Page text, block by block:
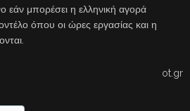
εάν μπορέσει η ελληνική αγορά
όπου οι ώρες εργασίας και η
ot.gr